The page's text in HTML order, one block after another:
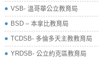
VSB- 溫哥華公立教育局
BSD – 本拿比教育局
TCDSB- 多倫多天主教教育局
YRDSB- 公立約克區教育局